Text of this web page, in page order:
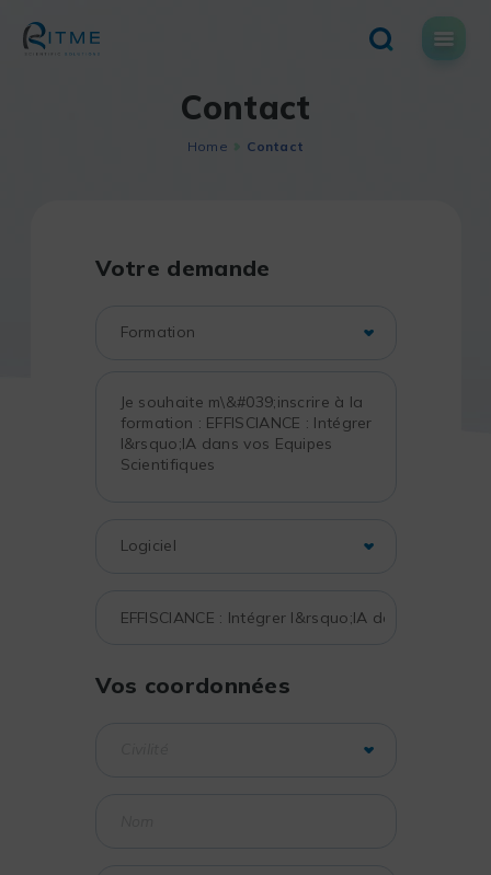
content
Contact
Home Contact
Votre demande
Vos coordonnées